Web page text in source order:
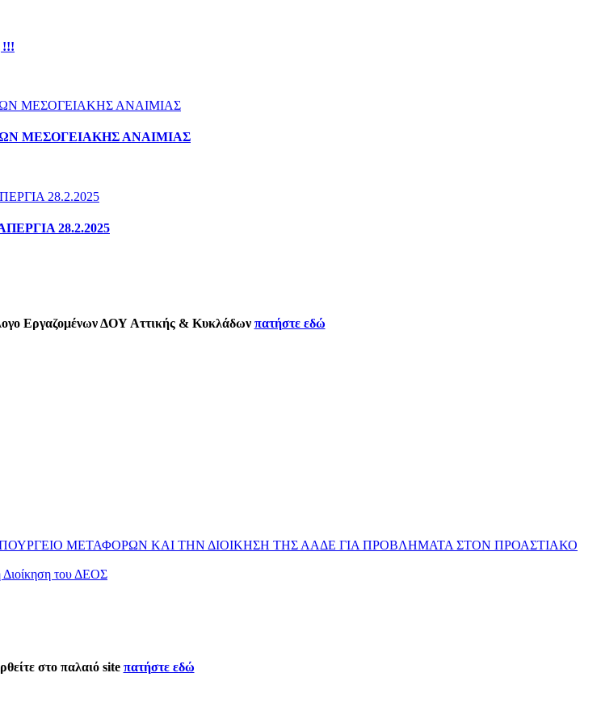
!!!
ΜΕΣΟΓΕΙΑΚΗΣ ΑΝΑΙΜΙΑΣ
28.2.2025
Εργαζομένων ΔΟΥ Αττικής & Κυκλάδων πατήστε εδώ
ΜΕΤΑΦΟΡΩΝ ΚΑΙ ΤΗΝ ΔΙΟΙΚΗΣΗ ΤΗΣ ΑΑΔΕ ΓΙΑ ΠΡΟΒΛΗΜΑΤΑ ΣΤΟΝ ΠΡΟΑΣΤΙΑΚΟ
Διοίκηση του ΔΕΟΣ
στο παλαιό site πατήστε εδώ